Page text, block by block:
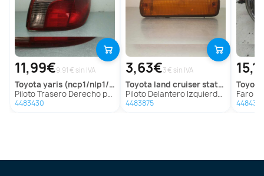
11,99€9.91 € sin IVA
toyota yaris (ncp1/nlp1/scp1)
Piloto Trasero Derecho para Toyota Yaris (Ncp1/Nlp1/Scp1)
4483430
3,63€3 € sin IVA
toyota land cruiser station (j8)
Piloto Delantero Izquierdo para Toyota Land Cruiser Station (J8)
4483875
toyota
Faro